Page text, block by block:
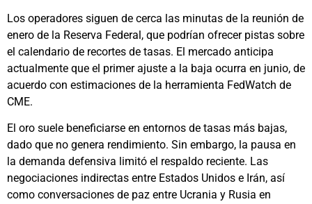
Los operadores siguen de cerca las minutas de la reunión de
enero de la Reserva Federal, que podrían ofrecer pistas sobre
el calendario de recortes de tasas. El mercado anticipa
actualmente que el primer ajuste a la baja ocurra en junio, de
acuerdo con estimaciones de la herramienta FedWatch de
CME.
El oro suele beneficiarse en entornos de tasas más bajas,
dado que no genera rendimiento. Sin embargo, la pausa en
la demanda defensiva limitó el respaldo reciente. Las
negociaciones indirectas entre Estados Unidos e Irán, así
como conversaciones de paz entre Ucrania y Rusia en